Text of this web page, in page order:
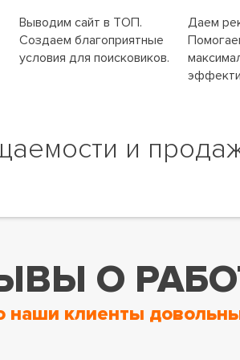
Выводим сайт в ТОП.
Создаем благоприятные
условия для поисковиков.
Даем
и
О
клиенты довольны